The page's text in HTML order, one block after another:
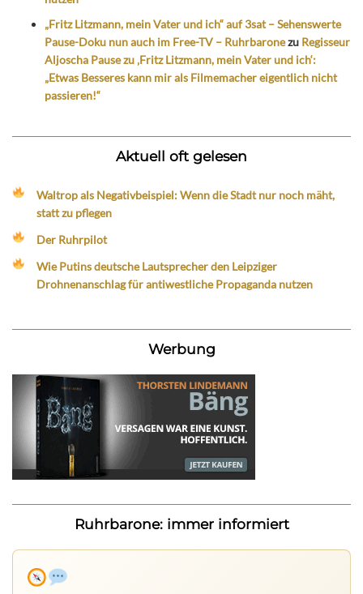
„Fritz Litzmann, mein Vater und ich“ auf 3sat – Sehenswerte
Pause-Doku nun auch im Free-TV – Ruhrbaronezu Regisseur
Aljoscha Pause zu ‚Fritz Litzmann, mein Vater und ich‘:
„Etwas Besseres kann mir als Filmemacher eigentlich nicht
passieren!“
Aktuell oft gelesen
Waltrop als Negativbeispiel: Wenn die Stadt nur noch mäht,
statt zu pflegen
Der Ruhrpilot
Wie Putins deutsche Lautsprecher den Leipziger
Drohnenanschlag für antiwestliche Propaganda nutzen
Werbung
Ruhrbarone: immer informiert